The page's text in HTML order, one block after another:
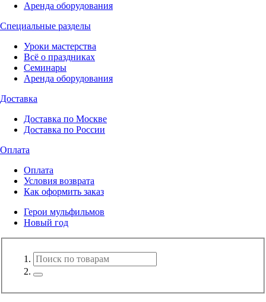
Аренда оборудования
Специальные разделы
Уроки мастерства
Всё о праздниках
Семинары
Аренда оборудования
Доставка
Доставка по Москве
Доставка по России
Оплата
Оплата
Условия возврата
Как оформить заказ
Герои мульфильмов
Новый год